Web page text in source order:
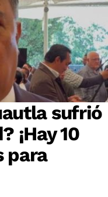
sufrió
¡Hay 10
para